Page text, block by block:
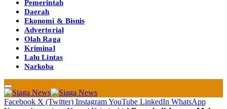
Pemerintah
Daerah
Ekonomi & Bisnis
Advertorial
Olah Raga
Kriminal
Lalu Lintas
Narkoba
Facebook X (Twitter) InstagramYouTube LinkedIn WhatsApp